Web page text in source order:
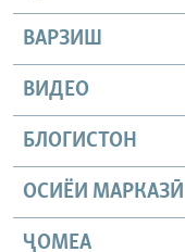
ВАРЗИШ
ВИДЕО
БЛОГИСТОН
ОСИЁИ МАРКАЗӢ
ҶОМEА